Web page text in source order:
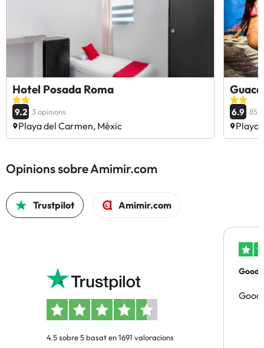
Hotel Posada Roma
9.2 3 opinions
Playa del Carmen, Mèxic
6.9 85
Playa
Opinions sobre Amimir.com
Trustpilot Amimir.com
4.5 sobre 5 basat en 1691 valoracions
Good
Good